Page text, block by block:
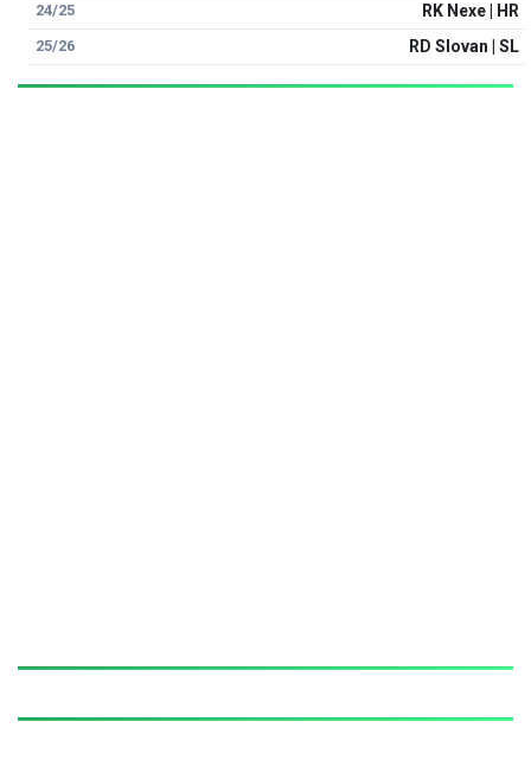
24/25 RK Nexe | HR
25/26 RD Slovan | SL